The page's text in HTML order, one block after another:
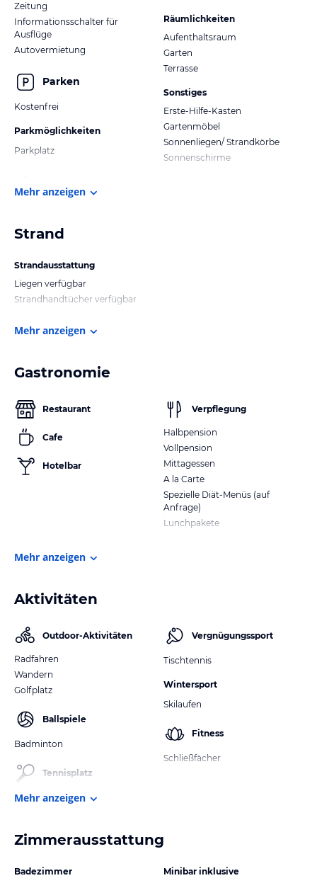
Zeitung
Informationsschalter für
Ausflüge
Autovermietung
Parken
Kostenfrei
Parkmöglichkeiten
Parkplatz
Räumlichkeiten
Aufenthaltsraum
Garten
Terrasse
Sonstiges
Erste-Hilfe-Kasten
Gartenmöbel
Sonnenliegen/ Strandkörbe
Sonnenschirme
Mehr anzeigen
Strand
Strandausstattung
Liegen verfügbar
Strandhandtücher verfügbar
Mehr anzeigen
Gastronomie
Restaurant
Cafe
Hotelbar
Verpflegung
Halbpension
Vollpension
Mittagessen
A la Carte
Spezielle Diät-Menüs (auf
Anfrage)
Lunchpakete
Mehr anzeigen
Aktivitäten
Outdoor-Aktivitäten
Radfahren
Wandern
Golfplatz
Ballspiele
Badminton
Tennisplatz
Vergnügungssport
Tischtennis
Wintersport
Skilaufen
Fitness
Schließfächer
Mehr anzeigen
Zimmerausstattung
Badezimmer
Minibar inklusive